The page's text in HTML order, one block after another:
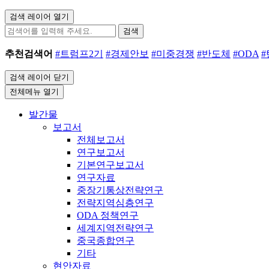
검색 레이어 열기
검색
추천검색어 #트럼프2기 #경제안보 #미중경쟁 #반도체 #ODA #
검색 레이어 닫기
전체메뉴 열기
발간물
보고서
전체보고서
연구보고서
기본연구보고서
연구자료
중장기통상전략연구
전략지역심층연구
ODA 정책연구
세계지역전략연구
중국종합연구
기타
현안자료